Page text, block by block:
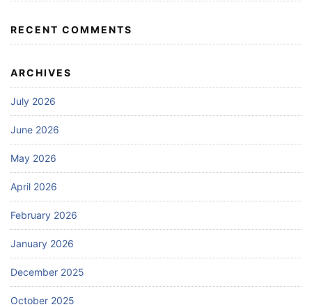
RECENT COMMENTS
ARCHIVES
July 2026
June 2026
May 2026
April 2026
February 2026
January 2026
December 2025
October 2025